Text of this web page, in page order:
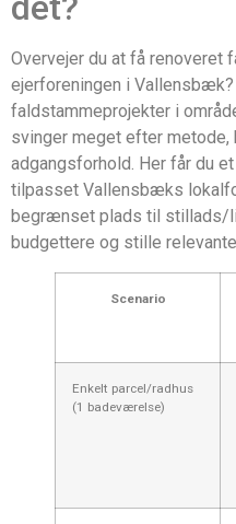
Overvejer du at få renoveret
ejerforeningen i
faldstammeprojekter i
svinger meget efter metode,
adgangsforhold. Her får du
tilpasset Vallensbæks
begrænset plads til stillads/
budgettere og stille
Scenario
Enkelt parcel/radhus
(1 badeværelse)